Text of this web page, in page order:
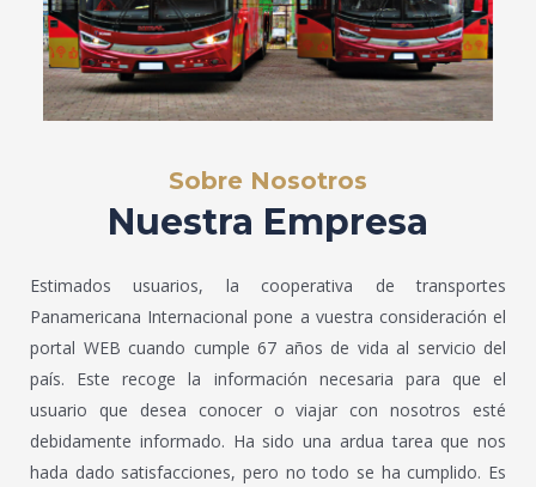
Sobre Nosotros
Nuestra Empresa
Estimados usuarios, la cooperativa de transportes
Panamericana Internacional pone a vuestra consideración el
portal WEB cuando cumple 67 años de vida al servicio del
país. Este recoge la información necesaria para que el
usuario que desea conocer o viajar con nosotros esté
debidamente informado. Ha sido una ardua tarea que nos
hada dado satisfacciones, pero no todo se ha cumplido. Es